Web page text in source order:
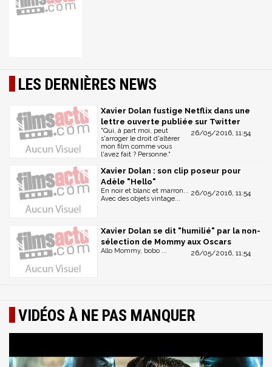
LES DERNIÈRES NEWS
Xavier Dolan fustige Netflix dans une
lettre ouverte publiée sur Twitter
26/05/2016, 11:54
"Qui, à part moi, peut
s'arroger le droit d'altérer
mon film comme vous
l'avez fait ? Personne."
Xavier Dolan : son clip poseur pour
Adèle "Hello"
26/05/2016, 11:54
En noir et blanc et marron...
Avec des objets vintage...
Xavier Dolan se dit "humilié" par la non-
sélection de Mommy aux Oscars
26/05/2016, 11:54
Allo Mommy, bobo ...
VIDÉOS À NE PAS MANQUER